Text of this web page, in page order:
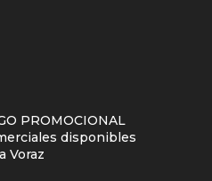
PROMOCIONAL
disponibles
Voraz